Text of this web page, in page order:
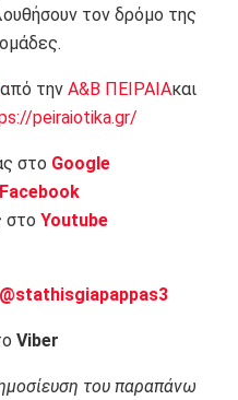
τον δρόμο της
από την Α&Β ΠΕΙΡΑΙΑκαι
peiraiotika.gr/
στο Google
Facebook
στο Youtube
Viber
του παραπάνω